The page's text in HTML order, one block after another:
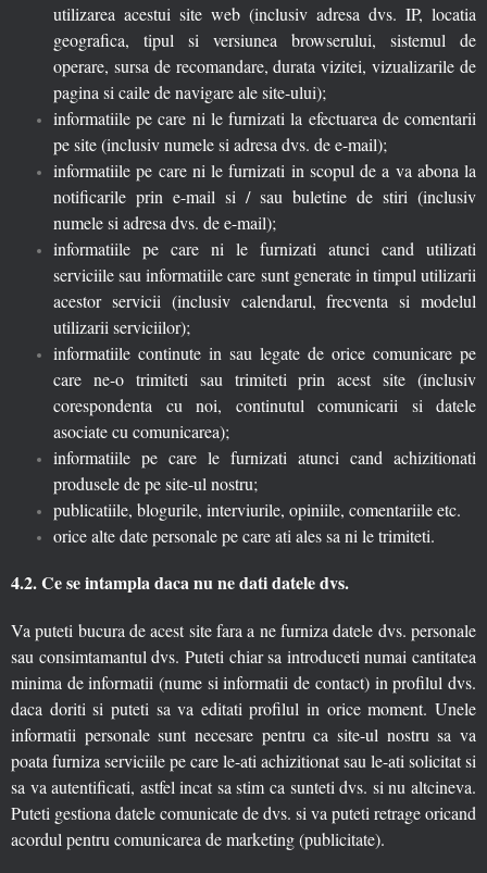
utilizarea acestui site web (inclusiv adresa dvs. IP, locatia
geografica, tipul si versiunea browserului, sistemul de
operare, sursa de recomandare, durata vizitei, vizualizarile de
pagina si caile de navigare ale site-ului);
informatiile pe care ni le furnizati la efectuarea de comentarii
pe site (inclusiv numele si adresa dvs. de e-mail);
informatiile pe care ni le furnizati in scopul de a va abona la
notificarile prin e-mail si / sau buletine de stiri (inclusiv
numele si adresa dvs. de e-mail);
informatiile pe care ni le furnizati atunci cand utilizati
serviciile sau informatiile care sunt generate in timpul utilizarii
acestor servicii (inclusiv calendarul, frecventa si modelul
utilizarii serviciilor);
informatiile continute in sau legate de orice comunicare pe
care ne-o trimiteti sau trimiteti prin acest site (inclusiv
corespondenta cu noi, continutul comunicarii si datele
asociate cu comunicarea);
informatiile pe care le furnizati atunci cand achizitionati
produsele de pe site-ul nostru;
publicatiile, blogurile, interviurile, opiniile, comentariile etc.
orice alte date personale pe care ati ales sa ni le trimiteti.
4.2. Ce se intampla daca nu ne dati datele dvs.
Va puteti bucura de acest site fara a ne furniza datele dvs. personale
sau consimtamantul dvs. Puteti chiar sa introduceti numai cantitatea
minima de informatii (nume si informatii de contact) in profilul dvs.
daca doriti si puteti sa va editati profilul in orice moment. Unele
informatii personale sunt necesare pentru ca site-ul nostru sa va
poata furniza serviciile pe care le-ati achizitionat sau le-ati solicitat si
sa va autentificati, astfel incat sa stim ca sunteti dvs. si nu altcineva.
Puteti gestiona datele comunicate de dvs. si va puteti retrage oricand
acordul pentru comunicarea de marketing (publicitate).